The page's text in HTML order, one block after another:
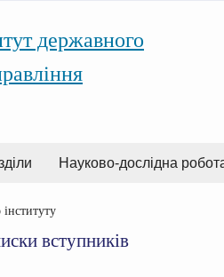
державного
Науково-дослідна
вступників